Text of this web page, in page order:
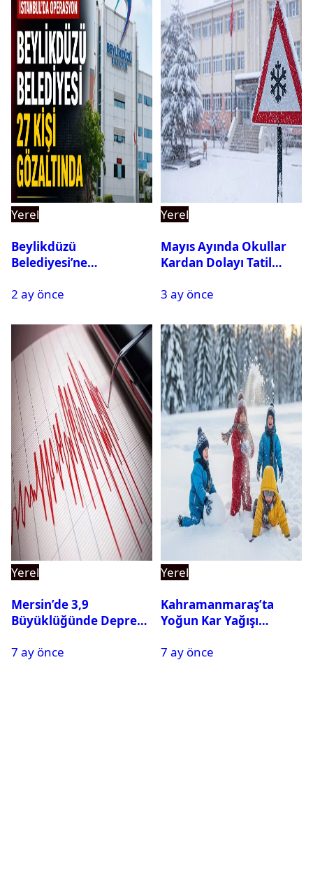
Yerel
Beylikdüzü
Belediyesi’ne
Gözaltına Alındı
2 ay önce
Yerel
Mayıs Ayında Okullar
Kardan Dolayı Tatil
3 ay önce
Yerel
Mersin’de 3,9
Büyüklüğünde Deprem
7 ay önce
Yerel
Kahramanmaraş’ta
Yoğun Kar Yağışı
Tatil
7 ay önce